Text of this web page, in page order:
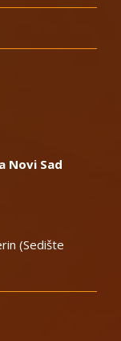
Novi Sad
(Sedište